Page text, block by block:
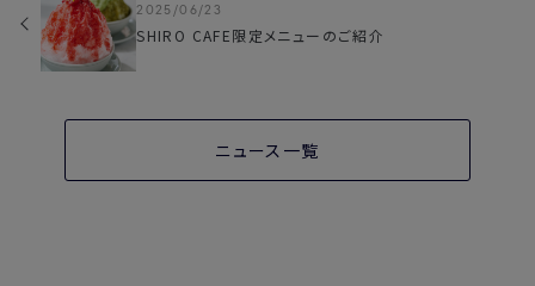
2025/06/23
SHIRO CAFE限定メニューのご紹介
ニュース一覧